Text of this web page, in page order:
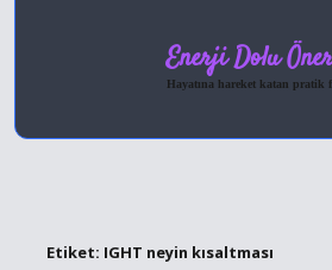
Enerji Dolu
Hayatına hareket katan pratik
Etiket: IGHT neyin kısaltması